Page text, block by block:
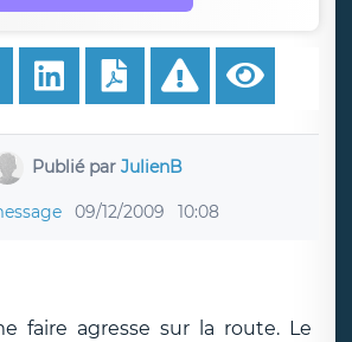
Publié parJulienB
09/12/2009 10:08
faire agresse sur la route. Le